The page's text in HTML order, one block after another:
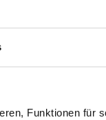
Funktionen für